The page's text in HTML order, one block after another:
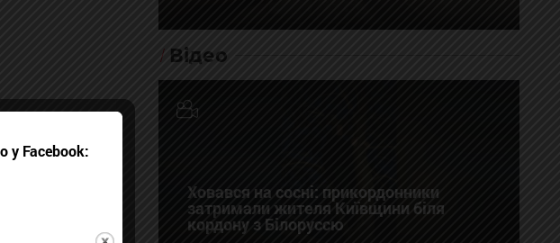
Відео
Ховався на сосні: прикордонники
затримали жителя Київщини біля
кордону з Білоруссю
у Facebook: